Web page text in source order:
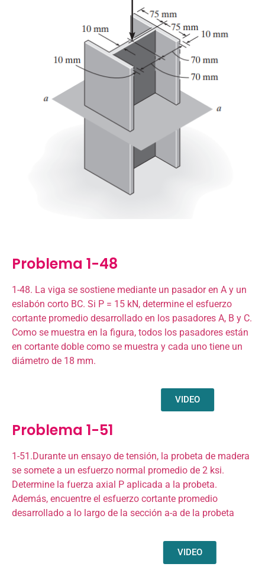
Problema 1-48
1-48. La viga se sostiene mediante un pasador en A y un
eslabón corto BC. Si P = 15 kN, determine el esfuerzo
cortante promedio desarrollado en los pasadores A, B y C.
Como se muestra en la figura, todos los pasadores están
en cortante doble como se muestra y cada uno tiene un
diámetro de 18 mm.
VIDEO
Problema 1-51
1-51.Durante un ensayo de tensión, la probeta de madera
se somete a un esfuerzo normal promedio de 2 ksi.
Determine la fuerza axial P aplicada a la probeta.
Además, encuentre el esfuerzo cortante promedio
desarrollado a lo largo de la sección a-a de la probeta
VIDEO